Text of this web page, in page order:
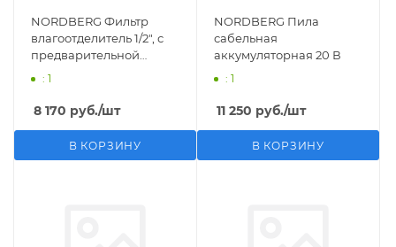
NORDBERG Фильтр
влагоотделитель 1/2", с
предварительной
фильтрацией
: 1
8 170 руб./шт
В КОРЗИНУ
NORDBERG Пила
сабельная
аккумуляторная 20 В
: 1
11 250 руб./шт
В КОРЗИНУ